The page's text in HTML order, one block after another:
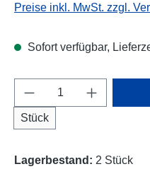
Preise inkl. MwSt. zzgl.
Sofort verfügbar,
Produkt Anzahl:
Stück
Lagerbestand: 2 Stück